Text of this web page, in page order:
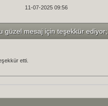
11-07-2025 09:56
güzel mesaj için teşekkür ediyor;
etti.